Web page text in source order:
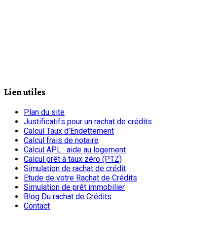
Lien utiles
Plan du site
Justificatifs pour un rachat de crédits
Calcul Taux d’Endettement
Calcul frais de notaire
Calcul APL : aide au logement
Calcul prêt à taux zéro (PTZ)
Simulation de rachat de crédit
Etude de votre Rachat de Crédits
Simulation de prêt immobilier
Blog Du rachat de Crédits
Contact